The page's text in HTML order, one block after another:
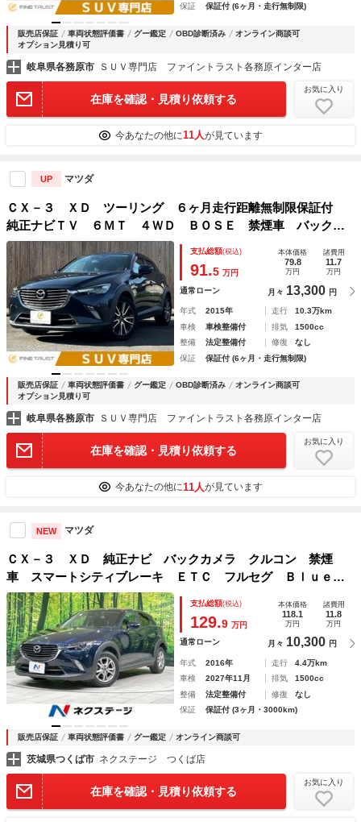
保証
保証付 (6ヶ月・走行無制限)
販売店保証 車両状態評価書 グー鑑定 OBD診断済み
オンライン商談可
オプション見積り可
岐阜県各務原市 ＳＵＶ専門店 ファイントラスト各務原インター店
在庫を確認・見積り依頼する
お気に入り
今あなたの他に11人が見ています
UP マツダ
ＣＸ－３ ＸＤ ツーリング ６ヶ月走行距離無制限保証付
純正ナビＴＶ ６ＭＴ ４ＷＤ ＢＯＳＥ 禁煙車 バックカ
メラ ＥＴＣ 衝突軽減ブレーキ Ｂｌｕｅｔｏｏｔｈ ハー
フレザー シートヒーター スマートキー クルーズコントロ
ール
支払総額(税込)
91.5 万円
本体価格
79.8
万円
諸費用
11.7
万円
通常ローン 月々 13,300 円
年式 2015年 走行
10.3万km
車検
車検整備付 排気
1500cc
整備
法定整備付 修復
なし
保証
保証付 (6ヶ月・走行無制限)
販売店保証 車両状態評価書 グー鑑定 OBD診断済み
オンライン商談可
オプション見積り可
岐阜県各務原市 ＳＵＶ専門店 ファイントラスト各務原インター店
在庫を確認・見積り依頼する
お気に入り
今あなたの他に11人が見ています
NEW マツダ
ＣＸ－３ ＸＤ 純正ナビ バックカメラ クルコン 禁煙
車 スマートシティブレーキ ＥＴＣ フルセグ Ｂｌｕｅｔ
ｏｏｔｈ再生 ＬＥＤヘッド オートエアコン オートライ
ト スマートキー 純正１６インチＡＷ 誤発進抑制機能
支払総額(税込)
129.9 万円
本体価格
118.1
万円
諸費用
11.8
万円
通常ローン 月々 10,300 円
年式 2016年 走行
4.4万km
車検
2027年11月 排気
1500cc
整備
法定整備付 修復
なし
保証
保証付 (3ヶ月・3000km)
販売店保証 車両状態評価書 グー鑑定 オンライン商談可
茨城県つくば市 ネクステージ つくば店
在庫を確認・見積り依頼する
お気に入り